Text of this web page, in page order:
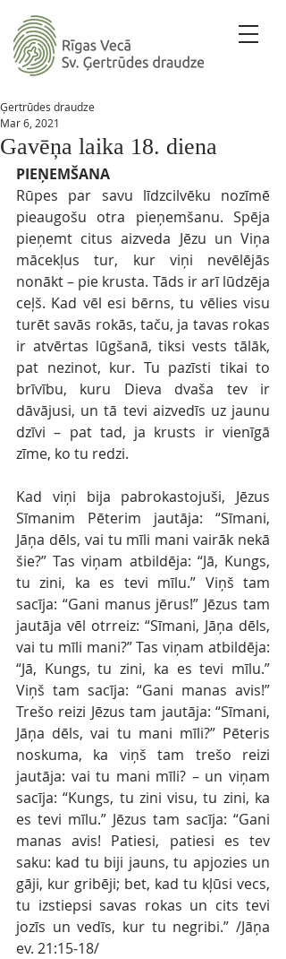
Gavēņa laika 18. diena
Ģertrūdes draudze
Mar 6, 2021
PIEŅEMŠANA
Rūpes par savu līdzcilvēku nozīmē
pieaugošu otra pieņemšanu. Spēja
pieņemt citus aizveda Jēzu un Viņa
mācekļus tur, kur viņi nevēlējās
nonākt – pie krusta. Tāds ir arī lūdzēja
ceļš. Kad vēl esi bērns, tu vēlies visu
turēt savās rokās, taču, ja tavas rokas
ir atvērtas lūgšanā, tiksi vests tālāk,
pat nezinot, kur. Tu pazīsti tikai to
brīvību, kuru Dieva dvaša tev ir
dāvājusi, un tā tevi aizvedīs uz jaunu
dzīvi – pat tad, ja krusts ir vienīgā
zīme, ko tu redzi.
Kad viņi bija pabrokastojuši, Jēzus
Sīmanim Pēterim jautāja: “Sīmani,
Jāņa dēls, vai tu mīli mani vairāk nekā
šie?” Tas viņam atbildēja: “Jā, Kungs,
tu zini, ka es tevi mīlu.” Viņš tam
sacīja: “Gani manus jērus!” Jēzus tam
jautāja vēl otrreiz: “Sīmani, Jāņa dēls,
vai tu mīli mani?” Tas viņam atbildēja:
“Jā, Kungs, tu zini, ka es tevi mīlu.”
Viņš tam sacīja: “Gani manas avis!”
Trešo reizi Jēzus tam jautāja: “Sīmani,
Jāņa dēls, vai tu mani mīli?” Pēteris
noskuma, ka viņš tam trešo reizi
jautāja: vai tu mani mīli? – un viņam
sacīja: “Kungs, tu zini visu, tu zini, ka
es tevi mīlu.” Jēzus tam sacīja: “Gani
manas avis! Patiesi, patiesi es tev
saku: kad tu biji jauns, tu apjozies un
gāji, kur gribēji; bet, kad tu kļūsi vecs,
tu izstiepsi savas rokas un cits tevi
jozīs un vedīs, kur tu negribi.” /Jāņa
ev. 21:15-18/